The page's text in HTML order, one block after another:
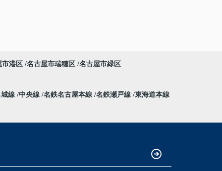
市港区 名古屋市瑞穂区 名古屋市緑区
線 中央線 名鉄名古屋本線 名鉄瀬戸線 東海道本線